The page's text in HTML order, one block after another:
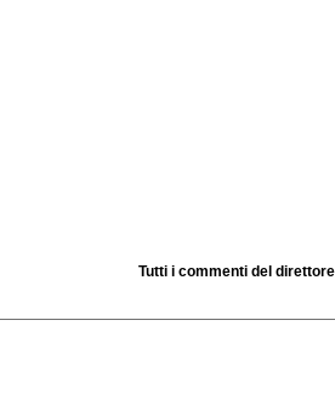
Tutti i commenti del direttore